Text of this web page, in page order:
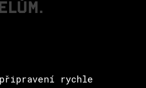
LŮM.
připravení rychle